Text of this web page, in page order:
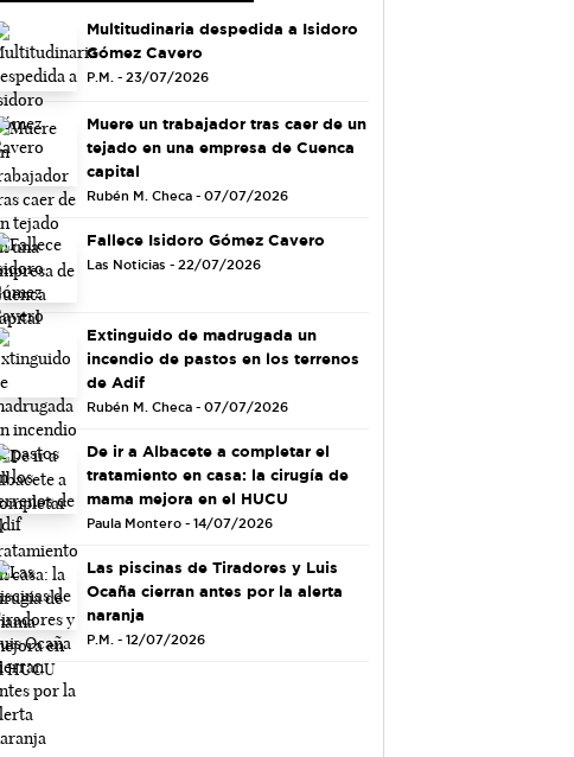
Multitudinaria despedida a Isidoro
Gómez Cavero
P.M. - 23/07/2026
Muere un trabajador tras caer de un
tejado en una empresa de Cuenca
capital
Rubén M. Checa - 07/07/2026
Fallece Isidoro Gómez Cavero
Las Noticias - 22/07/2026
Extinguido de madrugada un
incendio de pastos en los terrenos
de Adif
Rubén M. Checa - 07/07/2026
De ir a Albacete a completar el
tratamiento en casa: la cirugía de
mama mejora en el HUCU
Paula Montero - 14/07/2026
Las piscinas de Tiradores y Luis
Ocaña cierran antes por la alerta
naranja
P.M. - 12/07/2026